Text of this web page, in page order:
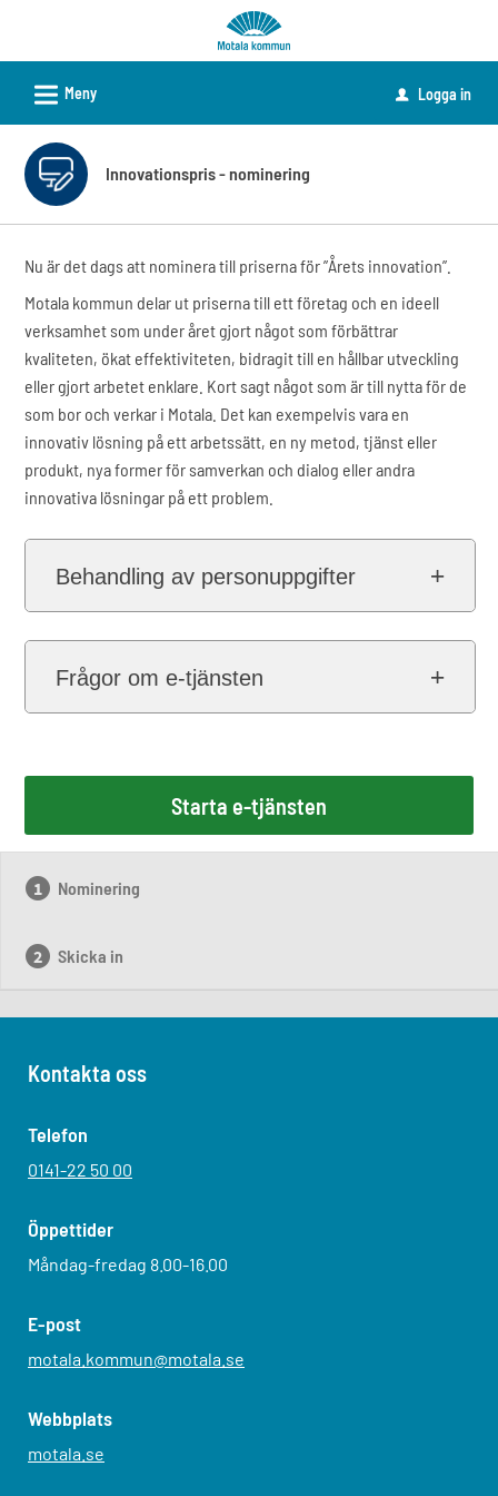
tjänster
Motala
kommun
L Meny u Logga in
Innovationspris - nominering
Nu är det dags att nominera till priserna för ”Årets innovation”.
Motala kommun delar ut priserna till ett företag och en ideell
verksamhet som under året gjort något som förbättrar
kvaliteten, ökat effektiviteten, bidragit till en hållbar utveckling
eller gjort arbetet enklare. Kort sagt något som är till nytta för de
som bor och verkar i Motala. Det kan exempelvis vara en
innovativ lösning på ett arbetssätt, en ny metod, tjänst eller
produkt, nya former för samverkan och dialog eller andra
innovativa lösningar på ett problem.
Behandling av personuppgifter
Frågor om e-tjänsten
Starta e-tjänsten
Nominering
Skicka in
Kontakta oss
Telefon
0141-22 50 00
E-post
motala.kommun@motala.se
Öppettider
Måndag-fredag 8.00-16.00
Webbplats
motala.se